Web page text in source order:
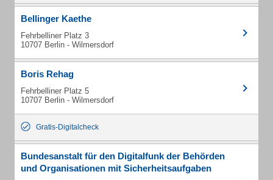
Bellinger Kaethe
Fehrbelliner Platz 3
10707 Berlin - Wilmersdorf
Boris Rehag
Fehrbelliner Platz 5
10707 Berlin - Wilmersdorf
Gratis-Digitalcheck
Bundesanstalt für den Digitalfunk der Behörden
und Organisationen mit Sicherheitsaufgaben